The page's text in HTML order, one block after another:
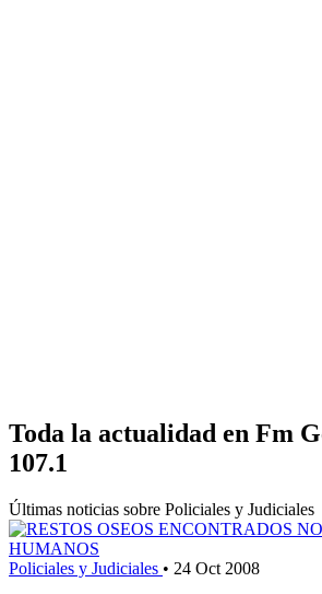
Toda la actualidad en Fm
107.1
Últimas noticias sobre Policiales y Judiciales
Policiales y Judiciales • 24 Oct 2008